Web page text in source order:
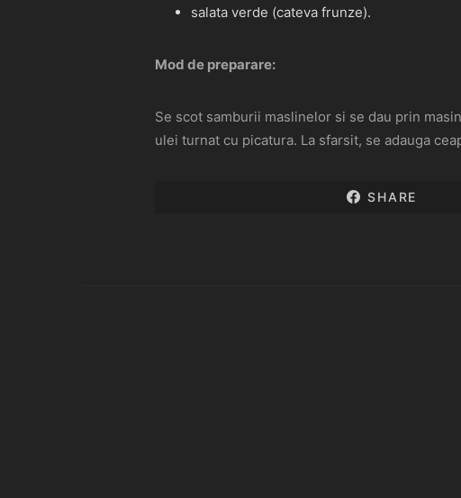
salata verde (cateva frunze).
Mod de preparare:
Se scot samburii maslinelor si se dau prin
ulei turnat cu picatura. La sfarsit, se adauga
SHARE